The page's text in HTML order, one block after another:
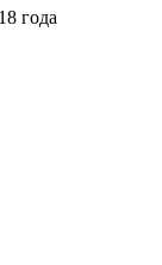
года